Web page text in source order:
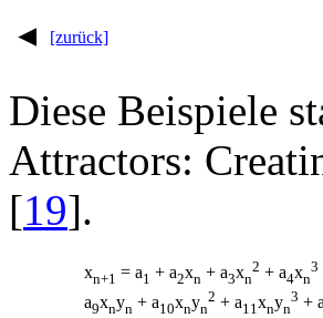
[zurück]
Diese Beispiele
Attractors:
[19].
xn+1 = a1 + a2xn + a3xn
2 + a4xn
3
a9xnyn + a10xnyn
2 + a11 xnyn
3 + a